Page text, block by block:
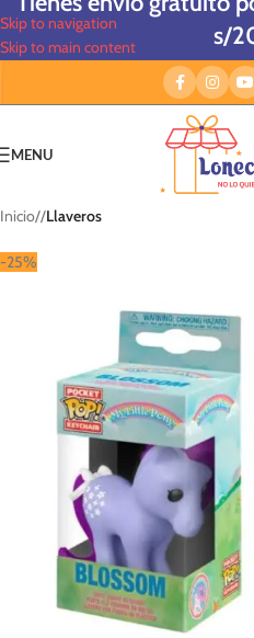
Skip to navigation
Skip to main content
s/
MENU
Inicio/ Llaveros
-25%